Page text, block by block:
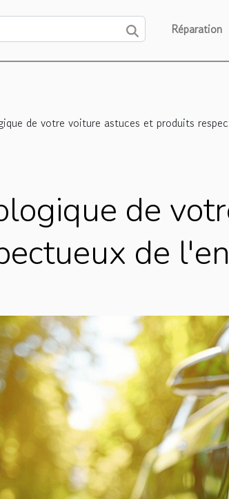
Réparation
de votre voiture astuces et produits
de
de